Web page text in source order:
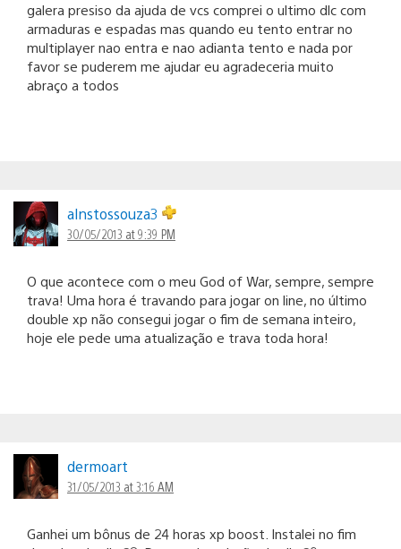
galera presiso da ajuda de vcs comprei o ultimo dlc com
armaduras e espadas mas quando eu tento entrar no
multiplayer nao entra e nao adianta tento e nada por
favor se puderem me ajudar eu agradeceria muito
abraço a todos
alnstossouza3
30/05/2013 at 9:39 PM
O que acontece com o meu God of War, sempre, sempre
trava! Uma hora é travando para jogar on line, no último
double xp não consegui jogar o fim de semana inteiro,
hoje ele pede uma atualização e trava toda hora!
dermoart
31/05/2013 at 3:16 AM
Ganhei um bônus de 24 horas xp boost. Instalei no fim